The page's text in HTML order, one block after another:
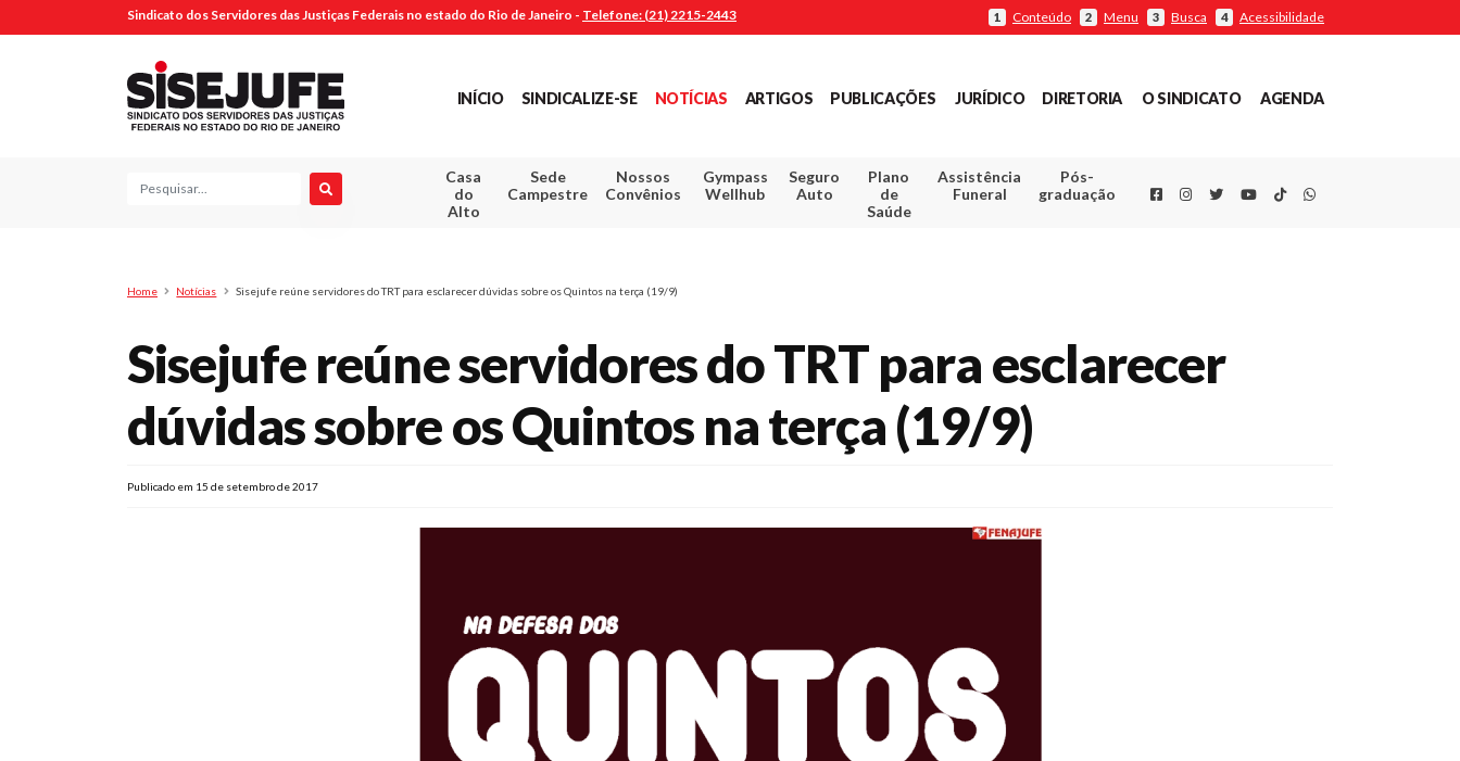
Sindicato dos Servidores das Justiças Federais no estado do Rio de Janeiro - Telefone: (21) 2215-2443 1 Conteúdo 2 Menu 3 Busca 4 Acessibilidade
INÍCIO SINDICALIZE-SE NOTÍCIAS ARTIGOS PUBLICAÇÕES JURÍDICO DIRETORIA O SINDICATO AGENDA
Pesquisa
Casa
do
Alto
Sede
Campestre
Nossos
Convênios
Gympass
Wellhub
Seguro
Auto
Plano
de
Saúde
Assistência
Funeral
Pós-
graduação
FacebookInstagram
TwitterYoutube
TikTokWhatsapp
Home Notícias Sisejufe reúne servidores do TRT para esclarecer dúvidas sobre os Quintos na terça (19/9)
Sisejufe reúne servidores do TRT para esclarecer
dúvidas sobre os Quintos na terça (19/9)
Publicado em 15 de setembro de 2017